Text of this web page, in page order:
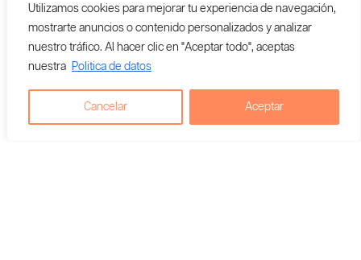
Utilizamos cookies para mejorar tu experiencia de navegación,
mostrarte anuncios o contenido personalizados y analizar
nuestro tráfico. Al hacer clic en "Aceptar todo", aceptas
nuestra Politica de datos
Cancelar Aceptar